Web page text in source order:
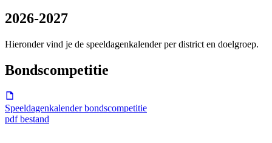
2026-2027
Hieronder vind je de speeldagenkalender per district en doelgroep.
Bondscompetitie
Speeldagenkalender bondscompetitie
pdf bestand